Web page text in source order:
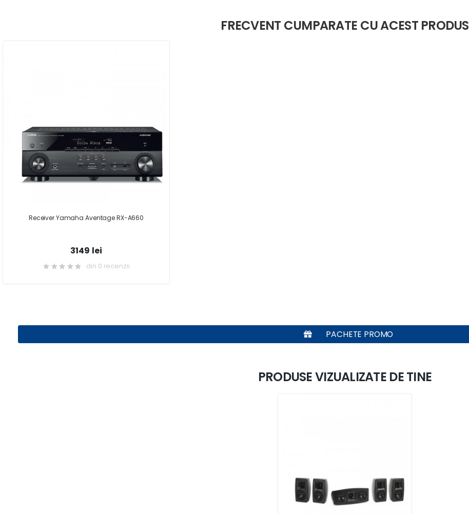
FRECVENT CUMPARATE CU ACEST PRODUS
Receiver Yamaha Aventage RX-A660
3149 lei
din 0 recenzii
PACHETE PROMO
PRODUSE VIZUALIZATE DE TINE